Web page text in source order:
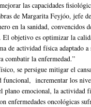
las capacidades
de Margarita Feyjóo, jefe
en la sanidad,
objetivo es optimizar la
de actividad física adaptado a
combatir la enfermedad.”
se persigue mitigar el
funcional, incrementar los
plano emocional, la actividad
enfermedades oncológicas